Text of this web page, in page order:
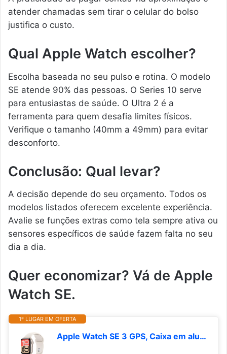
atender chamadas sem tirar o celular do bolso
justifica o custo.
Qual Apple Watch escolher?
Escolha baseada no seu pulso e rotina. O modelo
SE atende 90% das pessoas. O Series 10 serve
para entusiastas de saúde. O Ultra 2 é a
ferramenta para quem desafia limites físicos.
Verifique o tamanho (40mm a 49mm) para evitar
desconforto.
Conclusão: Qual levar?
A decisão depende do seu orçamento. Todos os
modelos listados oferecem excelente experiência.
Avalie se funções extras como tela sempre ativa ou
sensores específicos de saúde fazem falta no seu
dia a dia.
Quer economizar? Vá de Apple
Watch SE.
1º LUGAR EM OFERTA
Apple Watch SE 3 GPS, Caixa em alumínio luz das estrelas de 40 mm com Bracelete desportiva luz das estrelas - P/M